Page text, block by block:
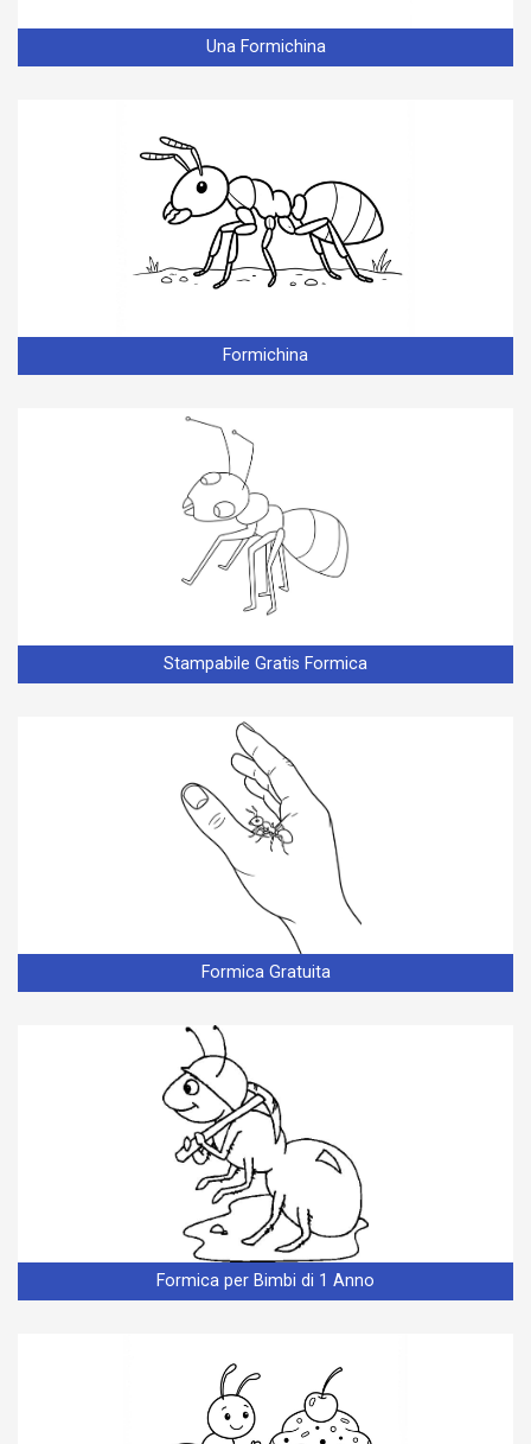
Una Formichina
Formichina
Stampabile Gratis Formica
Formica Gratuita
Formica per Bimbi di 1 Anno